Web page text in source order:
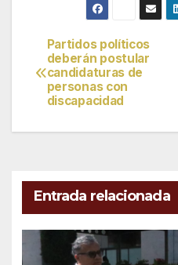
Navegación
de
entradas
Partidos políticos
deberán postular
candidaturas de
personas con
discapacidad
Entrada relacionada